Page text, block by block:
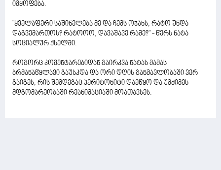
იმყოფება.
"ყველაფერი საშინელება მე და ჩემს ოჯახს, რატო უნდა
დაგვემართოს? რატოოო, დავაშავე რამე?" - წერს ნატა
სოციალურ ქსელში.
როგორც კომენტარებიდან გაირკვა ნატას მამას
ბრმანაწყლავი გაუსკდა და ორი დღის განმავლობაში ვერ
გაიგეს, რის შემდეგაც პერიტონიტი დაეწყო და უმძიმეს
მდგომარეობაში რეანიმაციაში მოათავსეს.